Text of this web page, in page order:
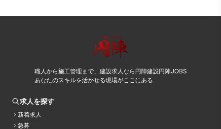
職人から施工管理まで、建設求人なら円陣建設円陣JOBS
あなたのスキルを活かせる現場がここにある
求人を探す
新着求人
急募